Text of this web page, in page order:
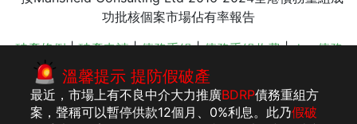
功批核個案市場佔有率報告
破產條例|破產申請|債務重組|債務重組收費|drp 債務
舒緩|IVA 債務重組 |債務舒緩 收費
影響|香港 會計師
溫馨提示 提防假破產
最近，市場上有不良中介大力推廣BDRP債務重組方
案，聲稱可以暫停供款12個月、0%利息。此乃假破